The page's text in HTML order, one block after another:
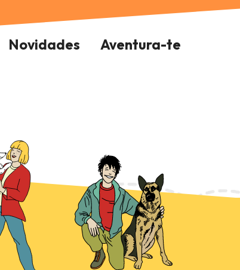
Novidades Aventura-te